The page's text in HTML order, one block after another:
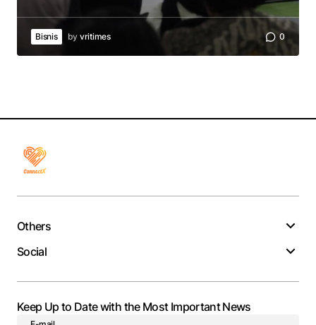
Bisnis by vritimes 0
Others
Social
Keep Up to Date with the Most Important News